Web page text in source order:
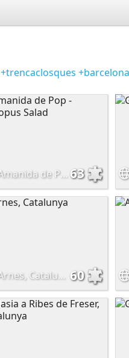
+trencaclosques +barcelona
Amanida de Pop - Octopus Salad 63
Arnes, Catalunya 60